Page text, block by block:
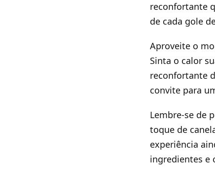
reconfortante
de cada gole
Aproveite o
Sinta o calor
reconfortante
convite para
Lembre-se de
toque de
experiência
ingredientes e